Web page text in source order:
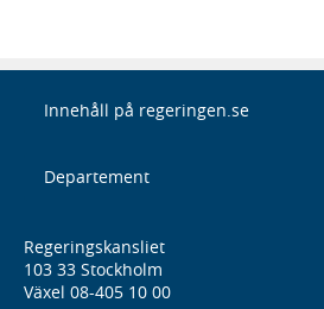
Innehåll på regeringen.se
Departement
Regeringskansliet
103 33 Stockholm
Växel 08-405 10 00